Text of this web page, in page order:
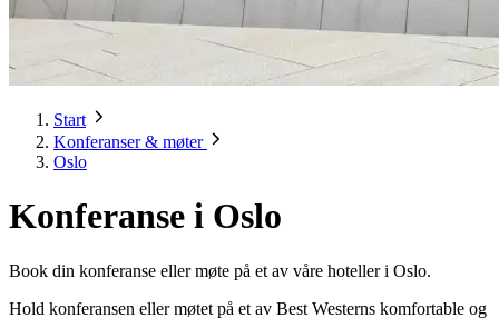
Start
Konferanser & møter
Oslo
Konferanse i Oslo
Book din konferanse eller møte på et av våre hoteller i Oslo.
Hold konferansen eller møtet på et av Best Westerns komfortable og